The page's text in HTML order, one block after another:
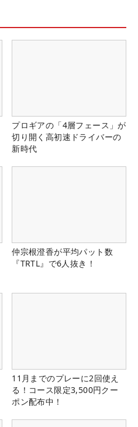
プロギアの「4層フェース」が
切り開く高初速ドライバーの
新時代
仲宗根澄香が平均パット数
『TRTL』で6人抜き！
11月までのプレーに2回使え
る！コース限定3,500円クー
ポン配布中！